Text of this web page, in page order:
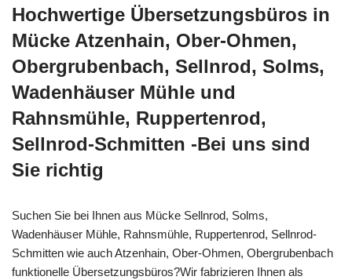
Hochwertige Übersetzungsbüros in
Mücke Atzenhain, Ober-Ohmen,
Obergrubenbach, Sellnrod, Solms,
Wadenhäuser Mühle und
Rahnsmühle, Ruppertenrod,
Sellnrod-Schmitten -Bei uns sind
Sie richtig
Suchen Sie bei Ihnen aus Mücke Sellnrod, Solms,
Wadenhäuser Mühle, Rahnsmühle, Ruppertenrod, Sellnrod-
Schmitten wie auch Atzenhain, Ober-Ohmen, Obergrubenbach
funktionelle Übersetzungsbüros?Wir fabrizieren Ihnen als